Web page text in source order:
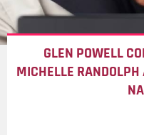
GLEN POWELL
MICHELLE RANDOLPH